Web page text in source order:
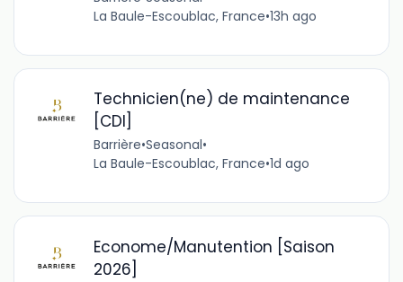
La Baule-Escoublac, France•13h ago
Technicien(ne) de maintenance
[CDI]
Barrière•Seasonal•
La Baule-Escoublac, France•1d ago
Econome/Manutention [Saison
2026]